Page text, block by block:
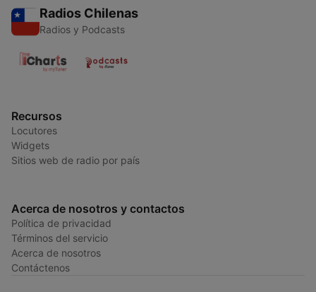
Radios Chilenas
Radios y Podcasts
Recursos
Locutores
Widgets
Sitios web de radio por país
Acerca de nosotros y contactos
Política de privacidad
Términos del servicio
Acerca de nosotros
Contáctenos